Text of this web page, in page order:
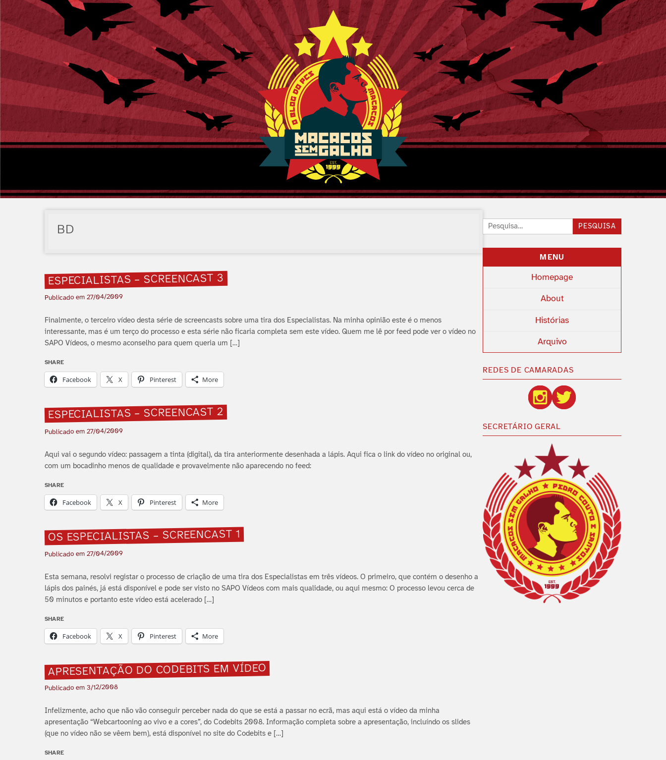
BD
ESPECIALISTAS – SCREENCAST 3
Publicado em 27/04/2009
Finalmente, o terceiro ví­deo desta série de screencasts sobre uma tira dos Especialistas. Na minha opinião este é o menos
interessante, mas é um terço do processo e esta série não ficaria completa sem este ví­deo. Quem me lê por feed pode ver o ví­deo no
SAPO Ví­deos, o mesmo aconselho para quem queria um […]
SHARE
Facebook X Pinterest More
ESPECIALISTAS – SCREENCAST 2
Publicado em 27/04/2009
Aqui vai o segundo ví­deo: passagem a tinta (digital), da tira anteriormente desenhada a lápis. Aqui fica o link do ví­deo no original ou,
com um bocadinho menos de qualidade e provavelmente não aparecendo no feed:
SHARE
Facebook X Pinterest More
OS ESPECIALISTAS – SCREENCAST 1
Publicado em 27/04/2009
Esta semana, resolvi registar o processo de criação de uma tira dos Especialistas em três ví­deos. O primeiro, que contém o desenho a
lápis dos painés, já está disponí­vel e pode ser visto no SAPO Ví­deos com mais qualidade, ou aqui mesmo: O processo levou cerca de
50 minutos e portanto este ví­deo está acelerado […]
SHARE
Facebook X Pinterest More
APRESENTAÇÃO DO CODEBITS EM VÍ­DEO
Publicado em 3/12/2008
Infelizmente, acho que não vão conseguir perceber nada do que se está a passar no ecrã, mas aqui está o ví­deo da minha
apresentação “Webcartooning ao vivo e a cores”, do Codebits 2008. Informação completa sobre a apresentação, incluí­ndo os slides
(que no ví­deo não se vêem bem), está disponí­vel no site do Codebits e […]
SHARE
Pesquisar: PESQUISA
MENU
Homepage
About
Histórias
Arquivo
REDES DE CAMARADAS
SECRETÁRIO GERAL